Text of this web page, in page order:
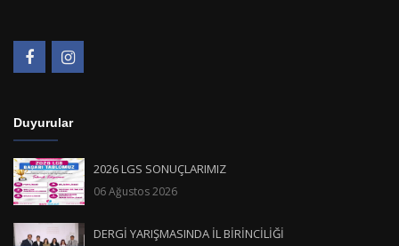
Duyurular
2026 LGS SONUÇLARIMIZ
06 Ağustos 2026
DERGİ YARIŞMASINDA İL BİRİNCİLİĞİ